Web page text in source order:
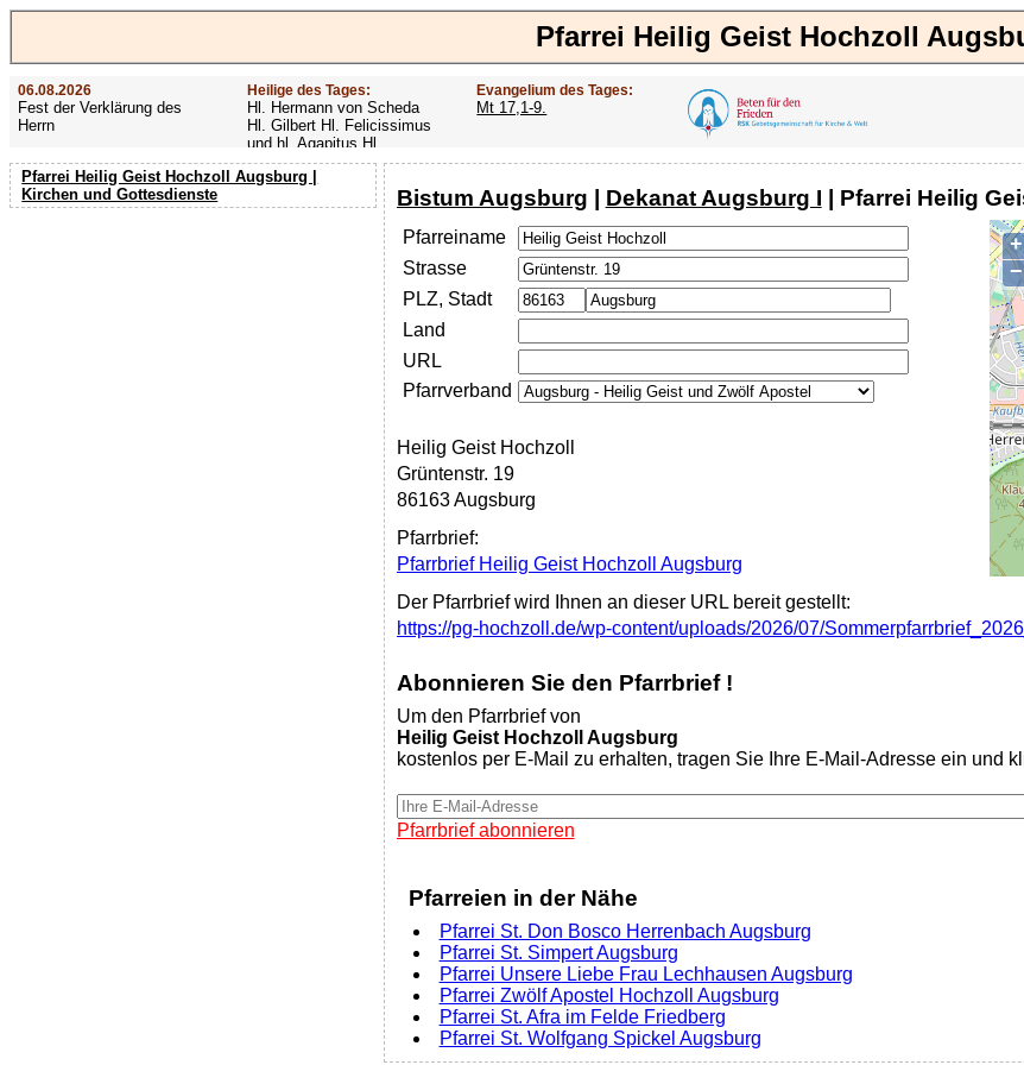
Pfarrei Heilig Geist Hochzoll
06.08.2026
Fest der Verklärung des
Herrn
Heilige des Tages:
Hl. Hermann von Scheda
Hl. Gilbert Hl. Felicissimus
und hl. Agapitus Hl.
Gezelinus (Gozelin)
Evangelium des Tages:
Mt 17,1-9.
Pfarrei Heilig Geist Hochzoll Augsburg |
Kirchen und Gottesdienste
Bistum Augsburg | Dekanat Augsburg I | Pfarrei Heilig
+
−
Pfarreiname
Strasse
PLZ, Stadt
Land
URL
Pfarrverband
Heilig Geist Hochzoll
Grüntenstr. 19
86163 Augsburg
Pfarrbrief:
Pfarrbrief Heilig Geist Hochzoll Augsburg
Der Pfarrbrief wird Ihnen an dieser URL bereit gestellt:
https://pg-hochzoll.de/wp-content/uploads/2026/07/
Abonnieren Sie den Pfarrbrief !
Um den Pfarrbrief von
Heilig Geist Hochzoll Augsburg
kostenlos per E-Mail zu erhalten, tragen Sie Ihre E-Mail-Adresse ein und
Pfarrbrief abonnieren
Pfarreien in der Nähe
Pfarrei St. Don Bosco Herrenbach Augsburg
Pfarrei St. Simpert Augsburg
Pfarrei Unsere Liebe Frau Lechhausen Augsburg
Pfarrei Zwölf Apostel Hochzoll Augsburg
Pfarrei St. Afra im Felde Friedberg
Pfarrei St. Wolfgang Spickel Augsburg